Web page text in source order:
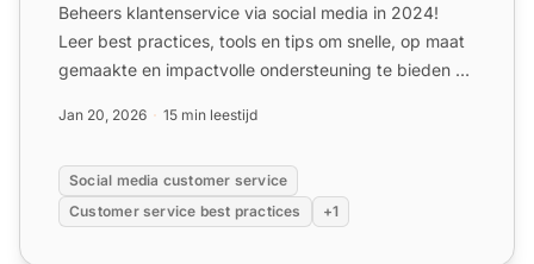
Beheers klantenservice via social media in 2024!
Leer best practices, tools en tips om snelle, op maat
gemaakte en impactvolle ondersteuning te bieden op
Jan 20, 2026 15 min leestijd
Social media customer service
Customer service best practices
+1